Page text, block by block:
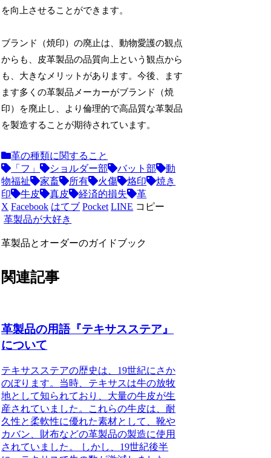
を向上させることができます。
ブランド（焼印）の廃止は、動物愛護の観点
からも、皮革製品の品質向上という観点から
も、大きなメリットがあります。今後、ます
ます多くの革製品メーカーがブランド（焼
印）を廃止し、より倫理的で高品質な革製品
を製造することが期待されています。
革の種類に関すること
「フ」
ショルダー部 バット部
動
物福祉
家畜 所有 火傷 烙印
焼き
印
牛皮 真皮 経済的損失
革
X Facebook はてブ Pocket LINE コピー
革製品が大好き
革製品とオーダーのガイドブック
関連記事
革製品の用語『テキサスステア』
について
テキサスステアの歴史は、19世紀にさか
のぼります。当時、テキサスは牛の放牧
地として知られており、大量の牛皮が生
産されていました。これらの牛皮は、耐
久性と柔軟性に優れた素材として、靴や
カバン、財布などの革製品の製造に使用
されていました。 しかし、19世紀後半